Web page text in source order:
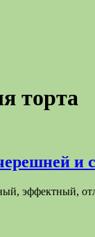
торта
и
эффектный,